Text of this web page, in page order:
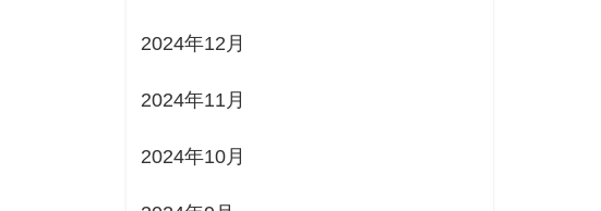
2024年12月
2024年11月
2024年10月